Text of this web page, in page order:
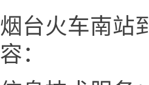
烟台火车南站
容：